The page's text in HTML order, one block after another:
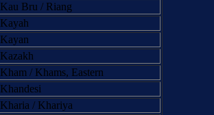
Kau Bru / Riang
Kayah
Kayan
Kazakh
Kham / Khams, Eastern
Khandesi
Kharia / Khariya